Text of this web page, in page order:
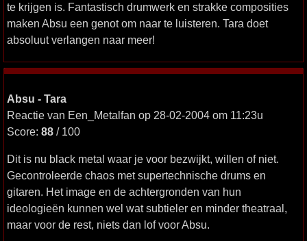
te krijgen is. Fantastisch drumwerk en strakke composities
maken Absu een genot om naar te luisteren. Tara doet
absoluut verlangen naar meer!
Absu - Tara
Reactie van Een_Metalfan op 28-02-2004 om 11:23u
Score: 88 / 100
Dit is nu black metal waar je voor bezwijkt, willen of niet.
Gecontroleerde chaos met supertechnische drums en
gitaren. Het image en de achtergronden van hun
ideologieën kunnen wel wat subtieler en minder theatraal,
maar voor de rest, niets dan lof voor Absu.